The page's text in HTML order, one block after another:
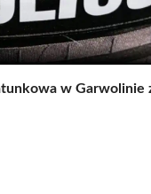
w Garwolinie